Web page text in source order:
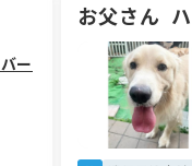
お気軽にお問い合わ
際に会いに来ていただ
ー
お父さん